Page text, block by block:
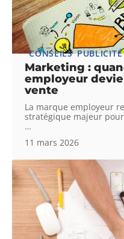
CONSEILS PUBLICITÉ
Marketing :
employeur
vente
La marque employeur
stratégique majeur
…
11 mars 2026